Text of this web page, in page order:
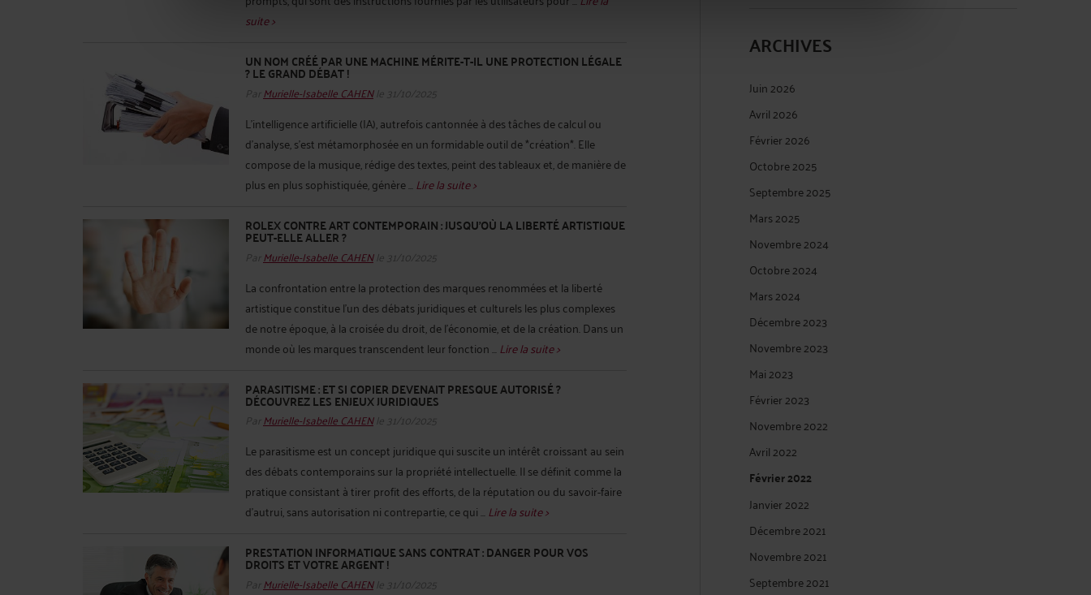
suite >
UN NOM CRÉÉ PAR UNE MACHINE MÉRITE-T-IL UNE PROTECTION LÉGALE
? LE GRAND DÉBAT !
Par Murielle-Isabelle CAHENle 31/10/2025
L'intelligence artificielle (IA), autrefois cantonnée à des tâches de calcul ou
d'analyse, s'est métamorphosée en un formidable outil de *création*. Elle
compose de la musique, rédige des textes, peint des tableaux et, de manière de
plus en plus sophistiquée, génère ...Lire la suite >
ROLEX CONTRE ART CONTEMPORAIN : JUSQU’OÙ LA LIBERTÉ ARTISTIQUE
PEUT-ELLE ALLER ?
Par Murielle-Isabelle CAHENle 31/10/2025
La confrontation entre la protection des marques renommées et la liberté
artistique constitue l’un des débats juridiques et culturels les plus complexes
de notre époque, à la croisée du droit, de l’économie, et de la création. Dans un
monde où les marques transcendent leur fonction ...Lire la suite >
PARASITISME : ET SI COPIER DEVENAIT PRESQUE AUTORISÉ ?
DÉCOUVREZ LES ENJEUX JURIDIQUES
Par Murielle-Isabelle CAHENle 31/10/2025
Le parasitisme est un concept juridique qui suscite un intérêt croissant au sein
des débats contemporains sur la propriété intellectuelle. Il se définit comme la
pratique consistant à tirer profit des efforts, de la réputation ou du savoir-faire
d’autrui, sans autorisation ni contrepartie, ce qui ...Lire la suite >
PRESTATION INFORMATIQUE SANS CONTRAT : DANGER POUR VOS
DROITS ET VOTRE ARGENT !
Par Murielle-Isabelle CAHENle 31/10/2025
ARCHIVES
Juin 2026
Avril 2026
Février 2026
Octobre 2025
Septembre 2025
Mars 2025
Novembre 2024
Octobre 2024
Mars 2024
Décembre 2023
Novembre 2023
Mai 2023
Février 2023
Novembre 2022
Avril 2022
Février 2022
Janvier 2022
Décembre 2021
Novembre 2021
Septembre 2021